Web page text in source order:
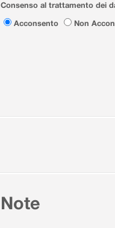
Consenso al trattamento dei
Acconsento
Non
Note